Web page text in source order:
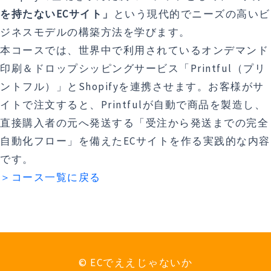
を持たないECサイト」
という現代的でニーズの高いビ
ジネスモデルの構築方法を学びます。
本コースでは、世界中で利用されているオンデマンド
印刷＆ドロップシッピングサービス「Printful（プリ
ントフル）」とShopifyを連携させます。お客様がサ
イトで注文すると、Printfulが自動で商品を製造し、
直接購入者の元へ発送する「受注から発送までの完全
自動化フロー」を備えたECサイトを作る実践的な内容
です。
＞コース一覧に戻る
© ECでええじゃないか